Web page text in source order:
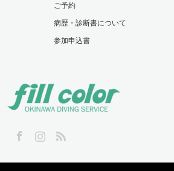
ご予約
病歴・診断書について
参加申込書